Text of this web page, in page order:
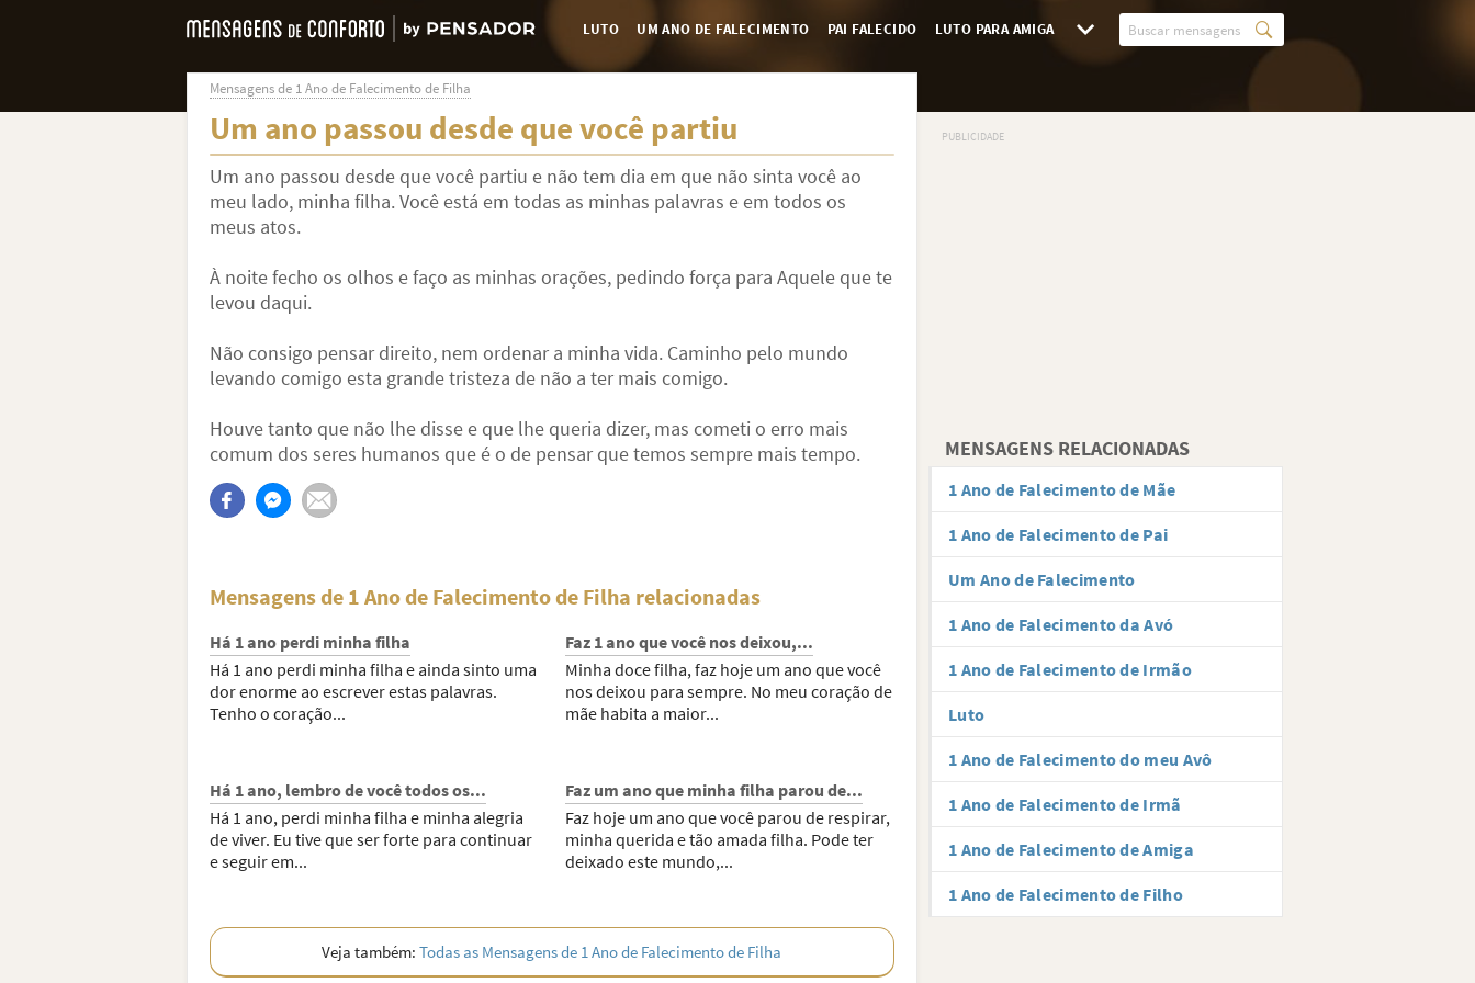
LUTO UM ANO DE FALECIMENTO PAI FALECIDO LUTO PARA AMIGA
Mensagens de 1 Ano de Falecimento de Filha
Um ano passou desde que você partiu
Um ano passou desde que você partiu e não tem dia em que não sinta você ao
meu lado, minha filha. Você está em todas as minhas palavras e em todos os
meus atos.
À noite fecho os olhos e faço as minhas orações, pedindo força para Aquele que te
levou daqui.
Não consigo pensar direito, nem ordenar a minha vida. Caminho pelo mundo
levando comigo esta grande tristeza de não a ter mais comigo.
Houve tanto que não lhe disse e que lhe queria dizer, mas cometi o erro mais
comum dos seres humanos que é o de pensar que temos sempre mais tempo.
Mensagens de 1 Ano de Falecimento de Filha relacionadas
Há 1 ano perdi minha filha
Há 1 ano perdi minha filha e ainda sinto uma
dor enorme ao escrever estas palavras.
Tenho o coração...
Faz 1 ano que você nos deixou,...
Minha doce filha, faz hoje um ano que você
nos deixou para sempre. No meu coração de
mãe habita a maior...
Há 1 ano, lembro de você todos os...
Há 1 ano, perdi minha filha e minha alegria
de viver. Eu tive que ser forte para continuar
e seguir em...
Faz um ano que minha filha parou de...
Faz hoje um ano que você parou de respirar,
minha querida e tão amada filha. Pode ter
deixado este mundo,...
Veja também:Todas as Mensagens de 1 Ano de Falecimento de Filha
MENSAGENS RELACIONADAS
1 Ano de Falecimento de Mãe
1 Ano de Falecimento de Pai
Um Ano de Falecimento
1 Ano de Falecimento da Avó
1 Ano de Falecimento de Irmão
Luto
1 Ano de Falecimento do meu Avô
1 Ano de Falecimento de Irmã
1 Ano de Falecimento de Amiga
1 Ano de Falecimento de Filho